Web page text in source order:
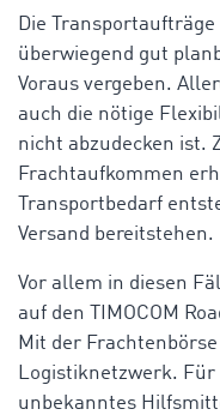
Die
überwiegend gut
Voraus vergeben.
auch die nötige
nicht abzudecken ist.
Frachtaufkommen
Transportbedarf
Versand bereitstehen.
Vor allem in diesen
auf den TIMOCOM
Mit der
Logistiknetzwerk. Für
unbekanntes